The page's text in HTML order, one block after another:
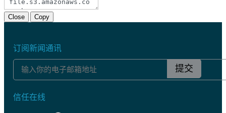
Close Copy
订阅新闻通讯
提交
信任在线